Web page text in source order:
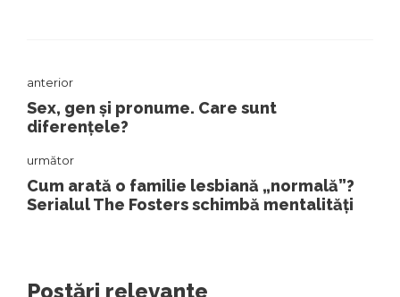
anterior
Sex, gen și pronume. Care sunt
diferențele?
următor
Cum arată o familie lesbiană „normală”?
Serialul The Fosters schimbă mentalități
Postări relevante